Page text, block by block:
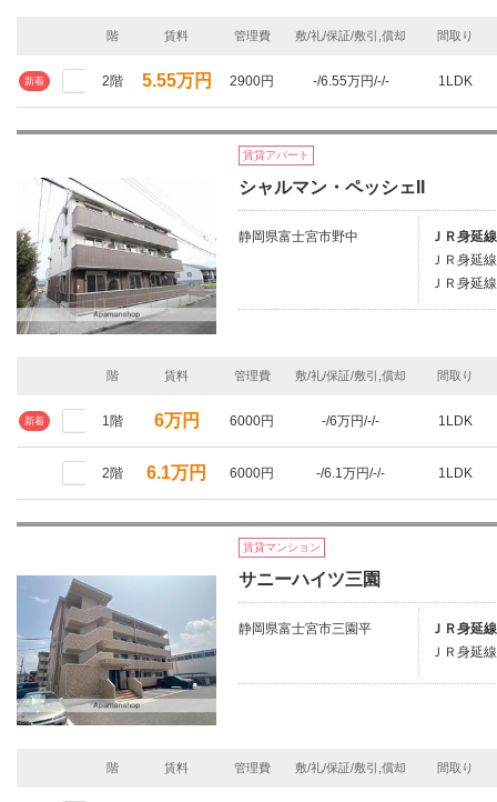
階 賃料 管理費 敷/礼/保証/敷引,償却 間取り
新着 2階 5.55万円 2900円 -/6.55万円/-/- 1LDK
賃貸アパート
シャルマン・ペッシェII
静岡県富士宮市野中
ＪＲ身延
ＪＲ身延
ＪＲ身延
階 賃料 管理費 敷/礼/保証/敷引,償却 間取り
新着 1階 6万円 6000円 -/6万円/-/- 1LDK
2階 6.1万円 6000円 -/6.1万円/-/- 1LDK
賃貸マンション
サニーハイツ三園
静岡県富士宮市三園平
ＪＲ身延
ＪＲ身延
階 賃料 管理費 敷/礼/保証/敷引,償却 間取り